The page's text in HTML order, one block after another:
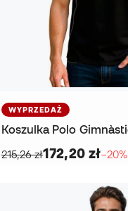
WYPRZEDAŻ
215,26 zł172,20 zł−20%